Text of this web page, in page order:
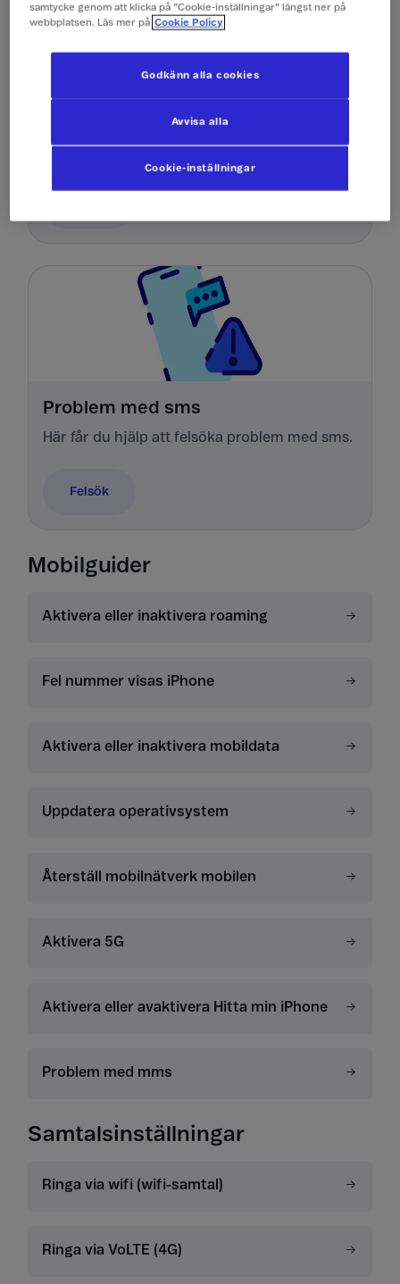
Problem med att surfa
problem att surfa i Sverige och utlandet.
Problem med sms
Här får du hjälp att felsöka problem med sms.
Felsök
Mobilguider
Aktivera eller inaktivera roaming
Fel nummer visas iPhone
Aktivera eller inaktivera mobildata
Uppdatera operativsystem
Återställ mobilnätverk mobilen
Aktivera 5G
Aktivera eller avaktivera Hitta min iPhone
Problem med mms
Samtalsinställningar
Ringa via wifi (wifi-samtal)
Ringa via VoLTE (4G)
samtycke genom att klicka på ”Cookie-inställningar” längst ner på
webbplatsen. Läs mer på Cookie Policy
Cookie-inställningar
Avvisa alla
Godkänn alla cookies